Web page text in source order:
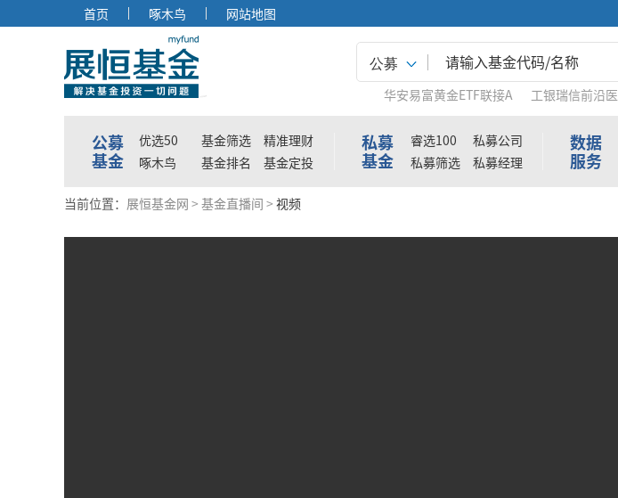
首页 啄木鸟 网站地图
公募
华安易富黄金ETF联接A 工银瑞信前沿
公募
基金
优选50 基金筛选
精准理财
啄木鸟
基金排名 基金定投
私募
基金
睿选100
私募公司
私募筛选
私募经理
数据
服务
当前位置： 展恒基金网 > 基金直播间 > 视频